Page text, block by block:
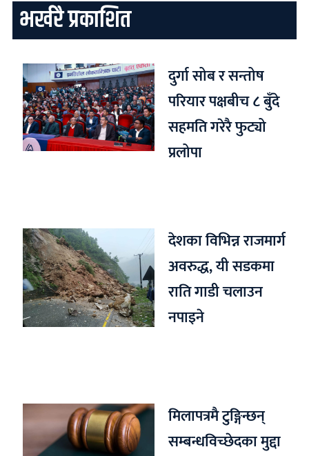
भर्खरै प्रकाशित
दुर्गा सोब र सन्तोष
परियार पक्षबीच ८ बुँदे
सहमति गरेरै फुट्यो
प्रलोपा
देशका विभिन्न राजमार्ग
अवरुद्ध, यी सडकमा
राति गाडी चलाउन
नपाइने
मिलापत्रमै टुङ्गिन्छन्
सम्बन्धविच्छेदका मुद्दा